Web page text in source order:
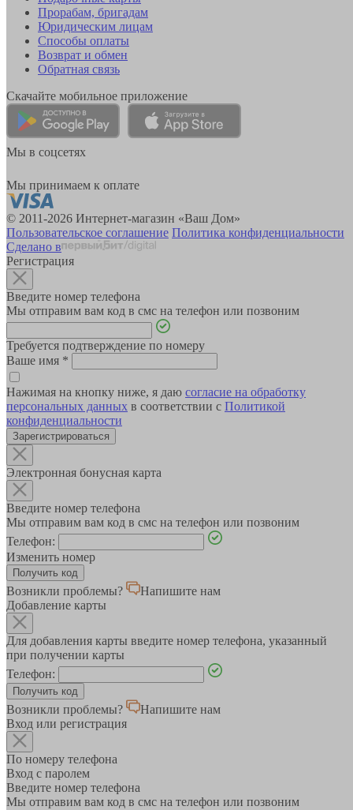
Прорабам, бригадам
Юридическим лицам
Способы оплаты
Возврат и обмен
Обратная связь
Скачайте мобильное приложение
Мы в соцсетях
Мы принимаем к оплате
© 2011-2026 Интернет-магазин «Ваш Дом»
Пользовательское соглашение Политика конфиденциальности
Сделано в
Регистрация
Введите номер телефона
Мы отправим вам код в смс на телефон или позвоним
Требуется подтверждение по номеру
Ваше имя *
Нажимая на кнопку ниже, я даю согласие на обработку
персональных данных в соответствии с Политикой
конфиденциальности
Зарегистрироваться
Электронная бонусная карта
Введите номер телефона
Мы отправим вам код в смс на телефон или позвоним
Телефон:
Изменить номер
Возникли проблемы?
Напишите нам
Добавление карты
Для добавления карты введите номер телефона, указанный
при получении карты
Телефон:
Возникли проблемы?
Напишите нам
Вход или регистрация
По номеру телефона
Вход с паролем
Введите номер телефона
Мы отправим вам код в смс на телефон или позвоним